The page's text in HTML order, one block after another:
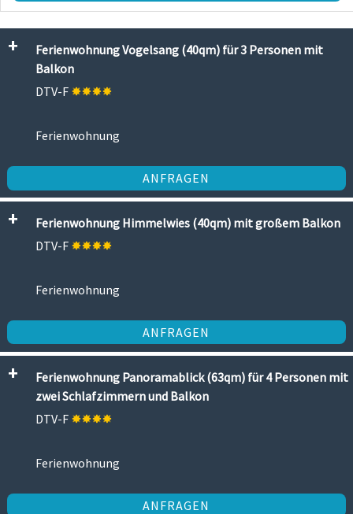
Ferienwohnung Vogelsang (40qm) für 3 Personen mit
Balkon
DTV-F
Ferienwohnung
ANFRAGEN
Ferienwohnung Himmelwies (40qm) mit großem Balkon
DTV-F
Ferienwohnung
ANFRAGEN
Ferienwohnung Panoramablick (63qm) für 4 Personen mit
zwei Schlafzimmern und Balkon
DTV-F
Ferienwohnung
ANFRAGEN